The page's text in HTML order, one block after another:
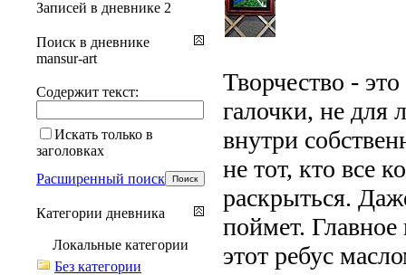
Творчество -
галочки, не для
внутри
не тот, кто все
раскрыться.
поймет.
этот ребус
Записей в дневнике 2
Поиск в дневнике
mansur-art
Содержит текст:
Искать только в
заголовках
Расширенный поиск
Категории дневника
Локальные категории
Без категории